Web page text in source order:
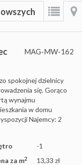
MAG-MW-162
spokojnej dzielnicy
się. Gorąco
wynajmu
w domu
Najemcy: 2
-1
za m2 13,33 zł